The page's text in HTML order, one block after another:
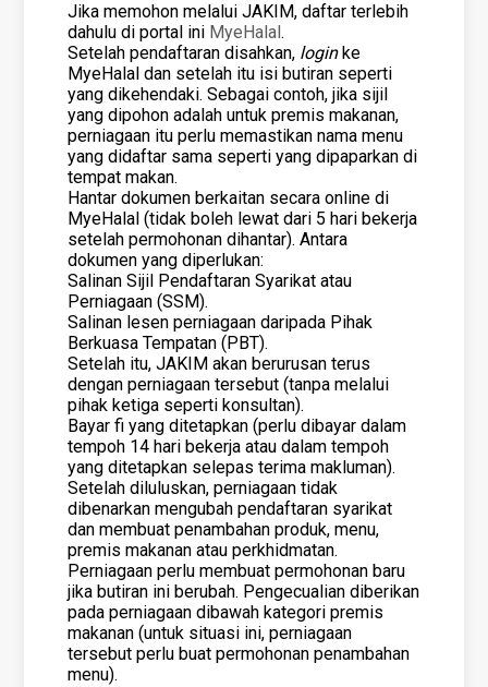
Jika memohon melalui JAKIM, daftar terlebih
dahulu di portal ini MyeHalal.
Setelah pendaftaran disahkan, loginke
MyeHalal dan setelah itu isi butiran seperti
yang dikehendaki. Sebagai contoh, jika sijil
yang dipohon adalah untuk premis makanan,
perniagaan itu perlu memastikan nama menu
yang didaftar sama seperti yang dipaparkan di
tempat makan.
Hantar dokumen berkaitan secara online di
MyeHalal (tidak boleh lewat dari 5 hari bekerja
setelah permohonan dihantar). Antara
dokumen yang diperlukan:
Salinan Sijil Pendaftaran Syarikat atau
Perniagaan (SSM).
Salinan lesen perniagaan daripada Pihak
Berkuasa Tempatan (PBT).
Setelah itu, JAKIM akan berurusan terus
dengan perniagaan tersebut (tanpa melalui
pihak ketiga seperti konsultan).
Bayar fi yang ditetapkan (perlu dibayar dalam
tempoh 14 hari bekerja atau dalam tempoh
yang ditetapkan selepas terima makluman).
Setelah diluluskan, perniagaan tidak
dibenarkan mengubah pendaftaran syarikat
dan membuat penambahan produk, menu,
premis makanan atau perkhidmatan.
Perniagaan perlu membuat permohonan baru
jika butiran ini berubah. Pengecualian diberikan
pada perniagaan dibawah kategori premis
makanan (untuk situasi ini, perniagaan
tersebut perlu buat permohonan penambahan
menu).